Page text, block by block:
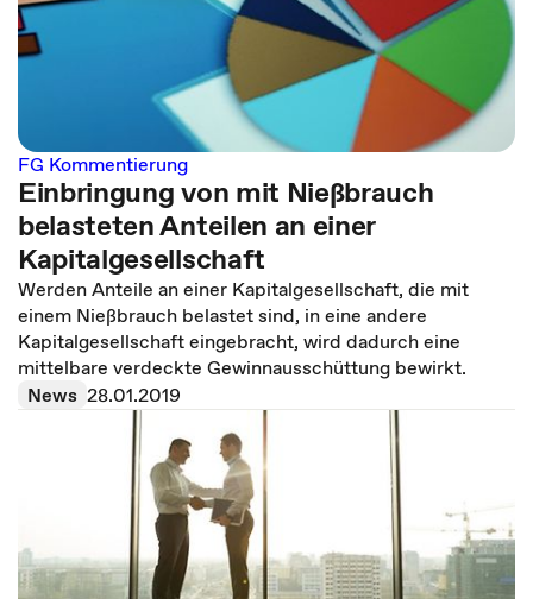
FG Kommentierung
Einbringung von mit Nießbrauch
belasteten Anteilen an einer
Kapitalgesellschaft
Werden Anteile an einer Kapitalgesellschaft, die mit
einem Nießbrauch belastet sind, in eine andere
Kapitalgesellschaft eingebracht, wird dadurch eine
mittelbare verdeckte Gewinnaus­schüttung bewirkt.
News 28.01.2019